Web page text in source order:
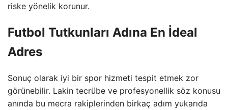
riske yönelik korunur.
Futbol Tutkunları Adına En İdeal
Adres
Sonuç olarak iyi bir spor hizmeti tespit etmek zor
görünebilir. Lakin tecrübe ve profesyonellik söz konusu
anında bu mecra rakiplerinden birkaç adım yukarıda